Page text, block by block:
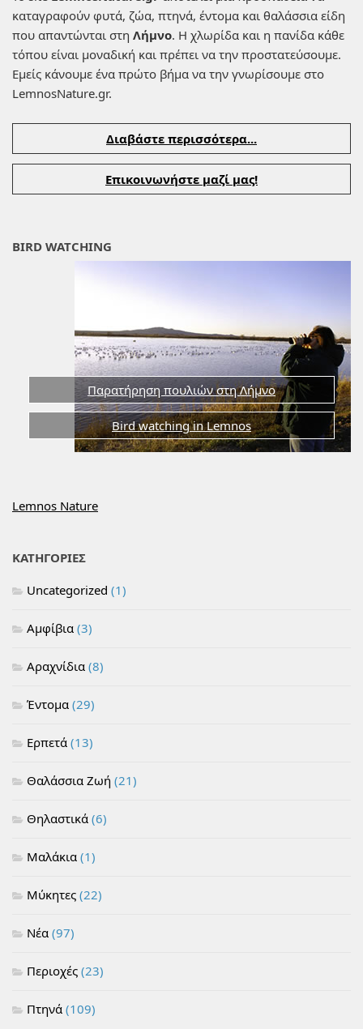
καταγραφούν φυτά, ζώα, πτηνά, έντομα και θαλάσσια είδη
που απαντώνται στη Λήμνο. Η χλωρίδα και η πανίδα κάθε
τόπου είναι μοναδική και πρέπει να την προστατεύσουμε.
Εμείς κάνουμε ένα πρώτο βήμα να την γνωρίσουμε στο
LemnosNature.gr.
Διαβάστε περισσότερα...
Επικοινωνήστε μαζί μας!
BIRD WATCHING
Παρατήρηση πουλιών στη Λήμνο
Bird watching in Lemnos
Lemnos Nature
ΚΑΤΗΓΟΡΙΕΣ
Uncategorized (1)
Αμφίβια (3)
Αραχνίδια (8)
Έντομα (29)
Ερπετά (13)
Θαλάσσια Ζωή (21)
Θηλαστικά (6)
Μαλάκια (1)
Μύκητες (22)
Νέα (97)
Περιοχές (23)
Πτηνά (109)